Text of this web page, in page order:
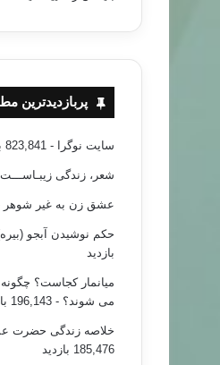
ساختگی براي كسب ثواب
پربازدیدترین
سایت نوگرا - 823,841 بازدید
شعر، زندگی
عشق زن به غیر شوهر
حکم نوشیدن آبجو
بازدید
میانمار کجاست؟
می شوند؟ - 196,143 بازدید
خلاصه زندگی حضرت
185,476 بازدید